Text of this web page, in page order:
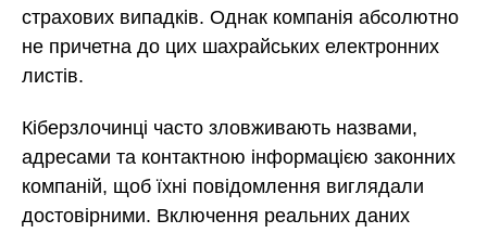
страхових випадків. Однак компанія абсолютно
не причетна до цих шахрайських електронних
листів.
Кіберзлочинці часто зловживають назвами,
адресами та контактною інформацією законних
компаній, щоб їхні повідомлення виглядали
достовірними. Включення реальних даних